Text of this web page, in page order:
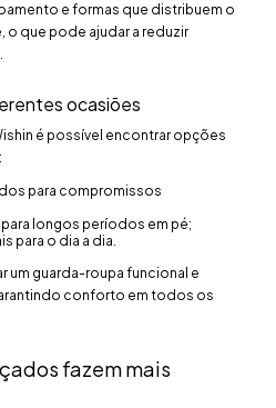
e formas que distribuem o
o que pode ajudar a reduzir
ocasiões
é possível encontrar opções
para compromissos
longos períodos em pé;
para o dia a dia.
um guarda-roupa funcional e
conforto em todos os
fazem mais